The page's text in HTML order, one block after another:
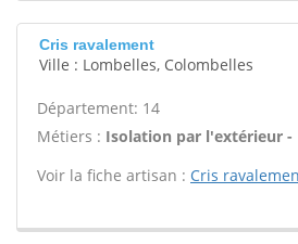
Cris ravalement
Ville : Lombelles, Colombelles
Département: 14
Métiers : Isolation par l'extérieur -
Voir la fiche artisan : Cris